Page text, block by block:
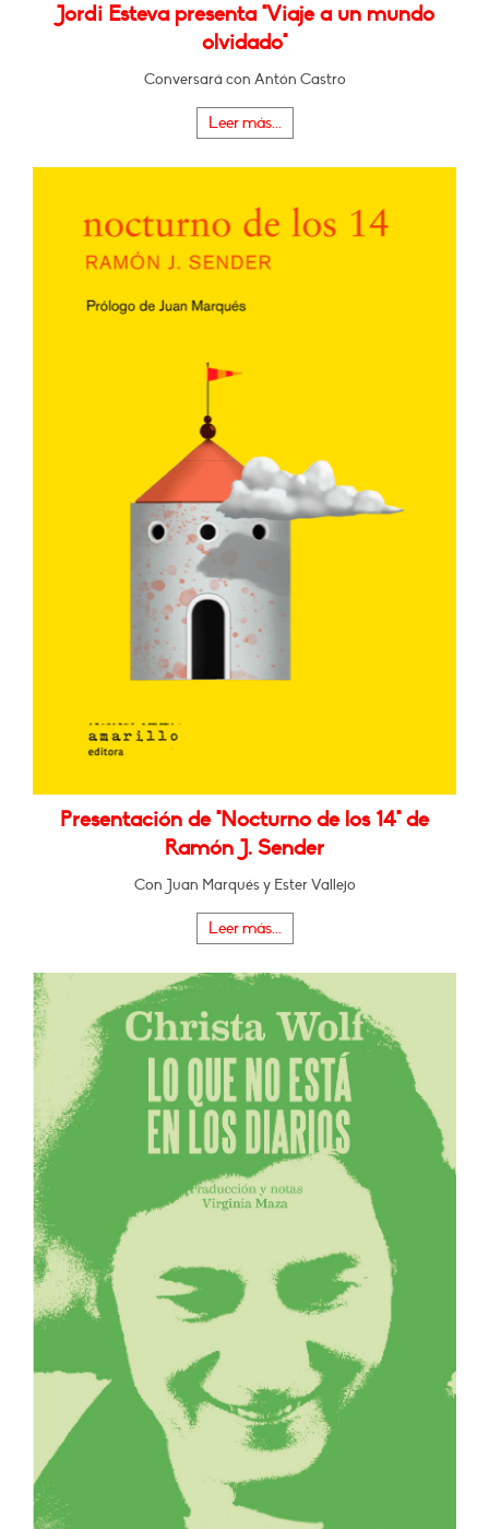
Jordi Esteva presenta "Viaje a un mundo
olvidado"
Conversará con Antón Castro
Leer más...
Presentación de "Nocturno de los 14" de
Ramón J. Sender
Con Juan Marqués y Ester Vallejo
Leer más...